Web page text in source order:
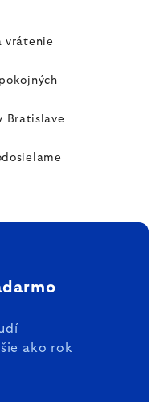
vrátenie
Bratislave
ako rok